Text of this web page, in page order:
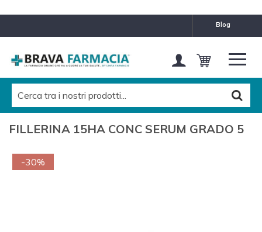
blog
FILLERINA 15HA CONC SERUM GRADO 5
-30%